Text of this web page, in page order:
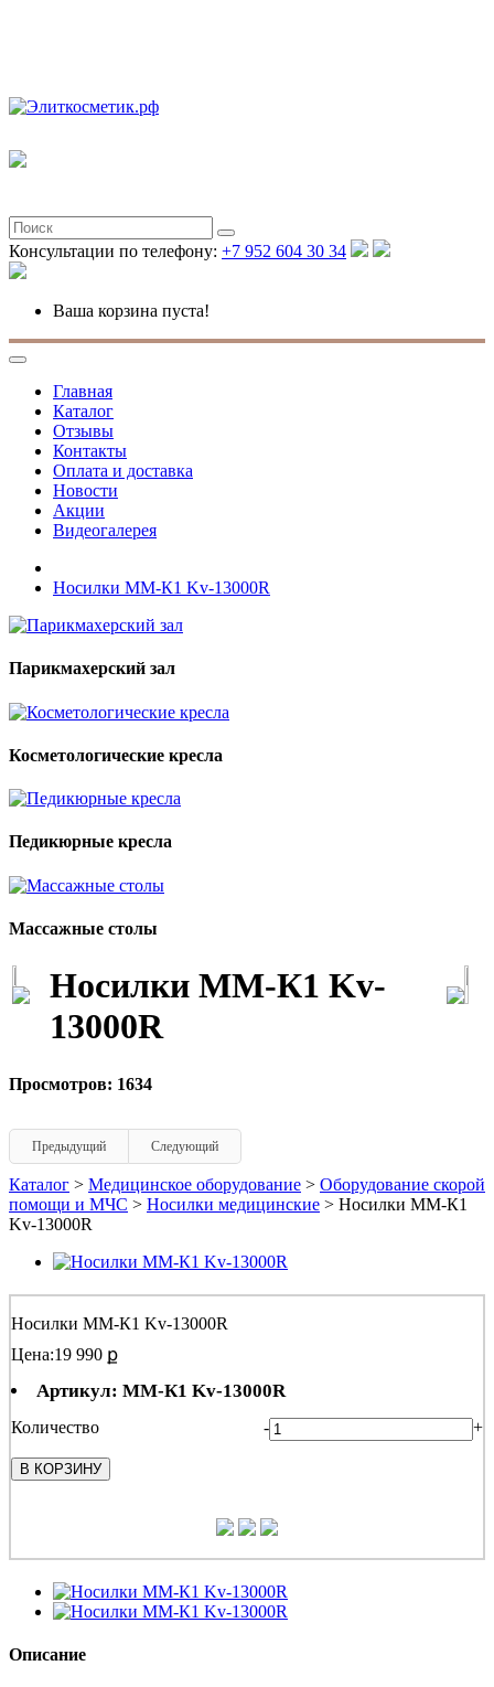
Консультации по телефону: +7 952 604 30 34
Ваша корзина пуста!
Главная
Каталог
Отзывы
Контакты
Оплата и доставка
Новости
Акции
Видеогалерея
Носилки ММ-К1 Kv-13000R
Парикмахерский зал
Косметологические кресла
Педикюрные кресла
Массажные столы
Носилки ММ-К1 Kv-
13000R
Просмотров: 1634
Предыдущий Следующий
Каталог > Медицинское оборудование > Оборудование скорой
помощи и МЧС > Носилки медицинские > Носилки ММ-К1
Kv-13000R
Носилки ММ-К1 Kv-13000R
Цена:19 990 ք
Артикул: ММ-К1 Kv-13000R
Количество - +
В КОРЗИНУ
Описание